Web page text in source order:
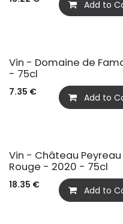
Add to
Vin - Domaine de
- 75cl
7.35 € Add to
Vin - Château
Rouge - 2020 - 75cl
18.35 € Add to